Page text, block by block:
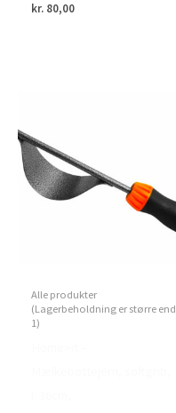
kr. 80,00
Alle produkter
(Lagerbeholdning er større end
1)